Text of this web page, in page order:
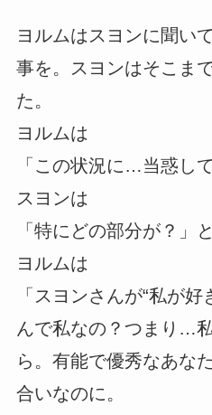
ヨルムはスヨンに聞い
事を。スヨンはそこま
た。
ヨルムは
「この状況に…当惑し
スヨンは
「特にどの部分が？」
ヨルムは
「スヨンさんが“私が
んで私なの？つまり…
ら。有能で優秀なあな
合いなのに。